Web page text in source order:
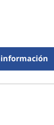
información